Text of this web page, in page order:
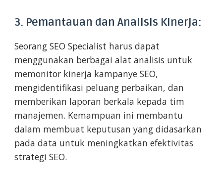
3. Pemantauan dan Analisis Kinerja:
Seorang SEO Specialist harus dapat
menggunakan berbagai alat analisis untuk
memonitor kinerja kampanye SEO,
mengidentifikasi peluang perbaikan, dan
memberikan laporan berkala kepada tim
manajemen. Kemampuan ini membantu
dalam membuat keputusan yang didasarkan
pada data untuk meningkatkan efektivitas
strategi SEO.